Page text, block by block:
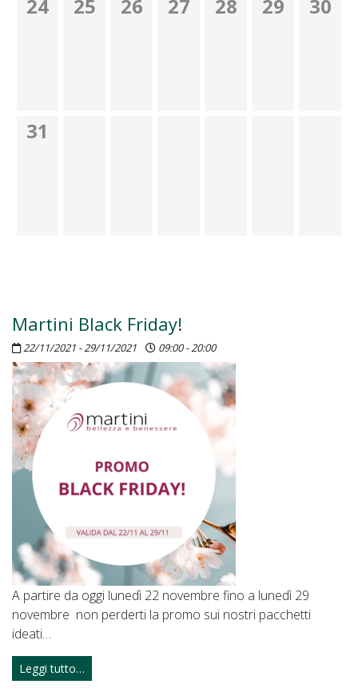
24 25 26 27 28 29 30
31
Martini Black Friday!
22/11/2021 - 29/11/2021 09:00 - 20:00
A partire da oggi lunedì 22 novembre fino a lunedì 29
novembre non perderti la promo sui nostri pacchetti
ideati…
Leggi tutto…